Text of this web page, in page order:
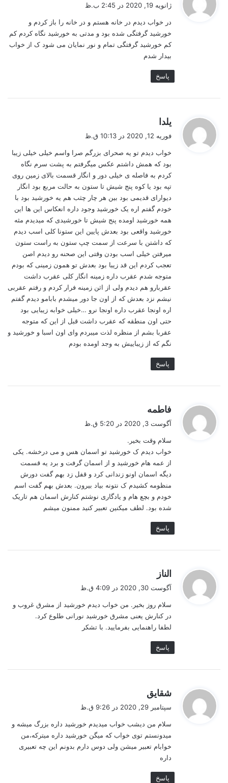
:
ژانویه 19, 2020 در 2:45 ب.ظ
در خواب دیدم در خانه هستم و در خانه را باز کردم و
خورشید گرفتگی شده بود و مدتی به خورشید نگاه کردم کم
کم خورشید گرفتگی تمام و نور نمایان می شود ک از خواب
بیدار شدم
پاسخ
یلدا
:
فوریه 12, 2020 در 10:13 ق.ظ
خواب دیدم تو یه صحرای بزرگم صرا واسم خیلی خیلی زیبا
بود که همش داشتم عکس میگرفتم به پشت سرم نگاه
کردم به فاصله ی خیلی دور و انگار قسمت بالای زمین روی
تپه بود یا کوه پنج شیش تا ستون به حالت مربع بود انگار
دیوارای قدیمی بود بین هر چار چثب هم یه خورشید بود با
خودم گفتم اره یک خورشید وجود داره انعکاس این ها این
همه خورشید اومده پنج شیش تا خورشیدی که میدیدم مثه
خورشید واقعی بود بعدش پایین این ستونا کلی اسب دیدم
که داشتن با سرعت از سمت چپ ستون به راست ستون
میرفتن خیلی اسب بودن وقتی این صحنه رو دیدم اصن
تعجب کردم این قد زیبا بود بعدش تو همون زمینی که بودم
متوجه شدم عقرب داره زمینه انگار کلی عقرب داشت
عقربارو هم دیدم ولی از اثن زمینه فرار کردم و رفتم عقربی
نیشم نزد بعدش که از اون جا دور میشدم بابامو دیدم گفتم
اره اونجا عقرب داره اونجا نرو …خیلی خوابه زیبایی بود
حتی اون منطقه که عقرب داشت قبل از این که متوجه
عقربا بشم از منظره لذت میبردم وای اون اسبا و خورشید و
نگم که از زیباییش به وجد اومده بودم
پاسخ
فاطمه
ت
:
آگوست 3, 2020 در 5:20 ق.ظ
سلام وقت بخیر.
خواب دیدم ک خورشید تو اسمان هس و می درخشه. یکی
از عمه هام خورشید و از اسمان گرفت و برد یه قسمت
دیگه اسمان اونو زندانی کرد و قفل زد بهم گفت دورش
منظومه کشیدم ک نتونه بیاد بیرون. بعدش بهم گفت اسم
خودم و بچع هام و یادگاری نوشتم کنارش اسمان هم تاریک
شده بود. لطف میکنین تعبیر کنید ممنون میشم
پاسخ
الناز
:
آگوست 30, 2020 در 4:09 ق.ظ
سلام روز بخیر. من خواب دیدم خورشید از مشرق غروب و
در کنارش یعنی مشرق خورشید نورانی طلوع کرد.
لطفا راهنمایی بفرمایید. با تشکر
پاسخ
شقایق
سپتامبر 29, 2020 در 9:26 ق.ظ
سلام من دیشب خواب میدیدم خورشید داره بزرگ میشه و
میدونستم توی خواب که میگن خورشید داره میترکه،من
خوابام تعبیر میشن ولی دوس دارم بدونم این چه تعبیری
داره
پاسخ